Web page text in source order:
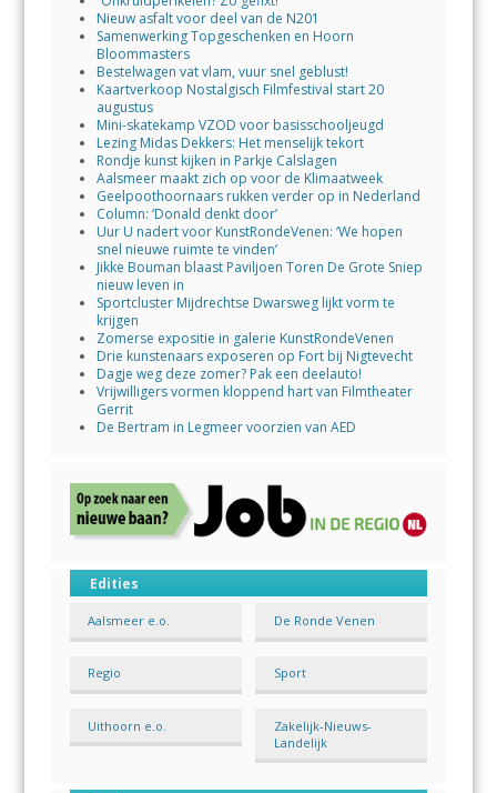
Nieuw asfalt voor deel van de N201
Samenwerking Topgeschenken en Hoorn
Bloommasters
Bestelwagen vat vlam, vuur snel geblust!
Kaartverkoop Nostalgisch Filmfestival start 20
augustus
Mini-skatekamp VZOD voor basisschooljeugd
Lezing Midas Dekkers: Het menselijk tekort
Rondje kunst kijken in Parkje Calslagen
Aalsmeer maakt zich op voor de Klimaatweek
Geelpoothoornaars rukken verder op in Nederland
Column: ‘Donald denkt door’
Uur U nadert voor KunstRondeVenen: ‘We hopen
snel nieuwe ruimte te vinden’
Jikke Bouman blaast Paviljoen Toren De Grote Sniep
nieuw leven in
Sportcluster Mijdrechtse Dwarsweg lijkt vorm te
krijgen
Zomerse expositie in galerie KunstRondeVenen
Drie kunstenaars exposeren op Fort bij Nigtevecht
Dagje weg deze zomer? Pak een deelauto!
Vrijwilligers vormen kloppend hart van Filmtheater
Gerrit
De Bertram in Legmeer voorzien van AED
Edities
Aalsmeer e.o. De Ronde Venen
Regio Sport
Uithoorn e.o.
Zakelijk-Nieuws-
Landelijk